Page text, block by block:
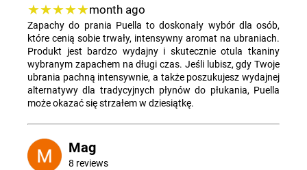
★★★★★month ago
​Zapachy do prania Puella to doskonały wybór dla osób,
które cenią sobie trwały, intensywny aromat na ubraniach.
Produkt jest bardzo wydajny i skutecznie otula tkaniny
wybranym zapachem na długi czas. Jeśli lubisz, gdy Twoje
ubrania pachną intensywnie, a także poszukujesz wydajnej
alternatywy dla tradycyjnych płynów do płukania, Puella
może okazać się strzałem w dziesiątkę.
Mag
8 reviews